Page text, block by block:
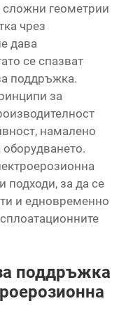
сложни геометрии
чрез
дава
се спазват
поддръжка.
за
намалено
подходи, за да се
и едновременно
поддръжка